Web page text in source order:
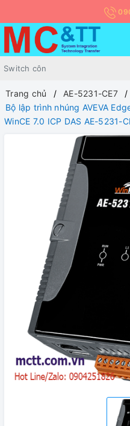
Trang chủ
AE-5231-CE7
Bộ lập trình nhúng AVEVA
WinCE 7.0 ICP DAS AE-5231-